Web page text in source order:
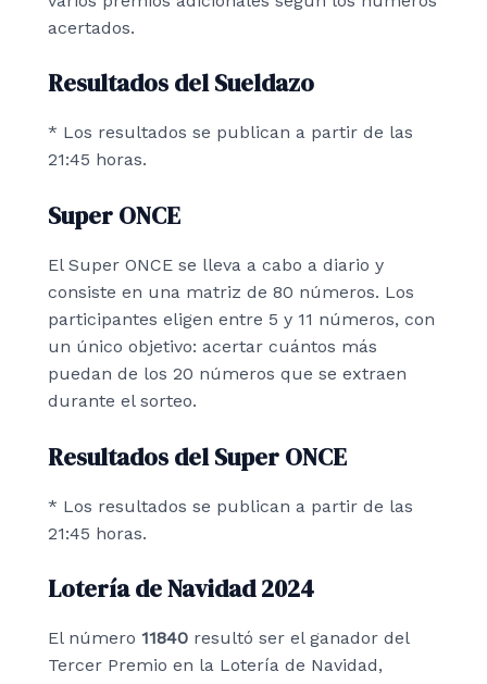
acertados.
Resultados del Sueldazo
* Los resultados se publican a partir de las
21:45 horas.
Super ONCE
El Super ONCE se lleva a cabo a diario y
consiste en una matriz de 80 números. Los
participantes eligen entre 5 y 11 números, con
un único objetivo: acertar cuántos más
puedan de los 20 números que se extraen
durante el sorteo.
Resultados del Super ONCE
* Los resultados se publican a partir de las
21:45 horas.
Lotería de Navidad 2024
El número 11840 resultó ser el ganador del
Tercer Premio en la Lotería de Navidad,